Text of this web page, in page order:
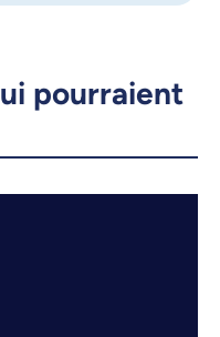
pourraient